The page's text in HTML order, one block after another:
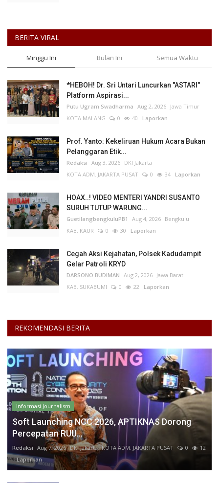
BERITA VIRAL
Minggu Ini Bulan Ini Semua Waktu
*HEBOH! Dr. Sri Untari Luncurkan "ASTARI"
Platform Aspirasi...
Putu Ugram Swadharma Aug 2, 2026 Jawa Timur
KOTA MALANG
0 40 Laporkan
Prof. Yanto: Kekeliruan Hukum Acara Bukan
Pelanggaran Etik...
Redaksi Aug 3, 2026 DKI Jakarta
KOTA ADM. JAKARTA PUSAT
0 34 Laporkan
HOAX..! VIDEO MENTERI YANDRI SUSANTO
SURUH TUTUP WARUNG...
GuetilangbengkuluPB1 Aug 4, 2026 Bengkulu
KAB. KAUR
0 30 Laporkan
Cegah Aksi Kejahatan, Polsek Kadudampit
Gelar Patroli KRYD
DARSONO BUDIMAN Aug 2, 2026 Jawa Barat
KAB. SUKABUMI
0 22 Laporkan
REKOMENDASI BERITA
Informasi Journalism
Soft Launching NCC 2026, APTIKNAS Dorong
Percepatan RUU...
Redaksi Aug 7, 2026 DKI Jakarta KOTA ADM. JAKARTA PUSAT 0
12
Laporkan